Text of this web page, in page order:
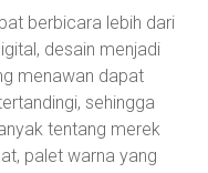
berbicara lebih dari
desain menjadi
menawan dapat
sehingga
tentang merek
palet warna yang